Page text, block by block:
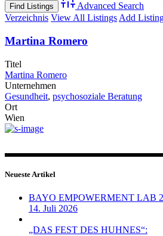
Advanced Search
Verzeichnis View All Listings Add
Martina Romero
Titel
Martina Romero
Unternehmen
Gesundheit, psychosoziale Beratung
Ort
Wien
Neueste Artikel
BAYO EMPOWERMENT LAB
14. Juli 2026
„DAS FEST DES HUHNES“: